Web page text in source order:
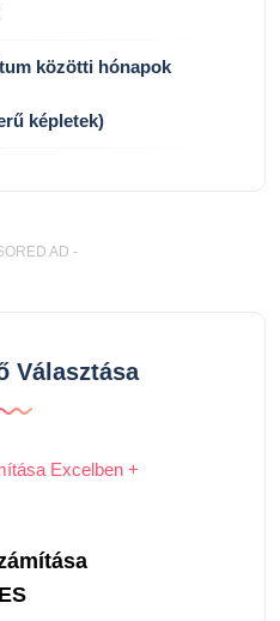
közötti hónapok
képletek)
AD -
Választása